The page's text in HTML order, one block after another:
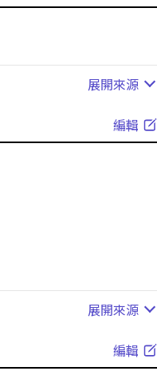
展開來源
編輯
展開來源
編輯